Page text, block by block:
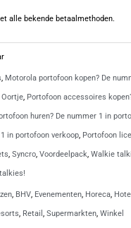
alle bekende betaalmethoden.
, Motorola portofoon kopen? De
Oortje, Portofoon accessoires
huren? De nummer 1 in
in portofoon verkoop, Portofoon
, Syncro, Voordeelpack, Walkie
, BHV, Evenementen, Horeca, Hotel
, Retail , Supermarkten, Winkel